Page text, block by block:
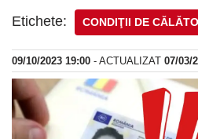
Etichete: CONDIŢII DE
09/10/2023 19:00 - ACTUALIZAT 07/03/